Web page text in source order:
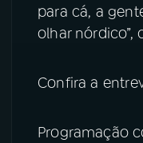
para cá, a
olhar nórdico”,
Confira a
Programação